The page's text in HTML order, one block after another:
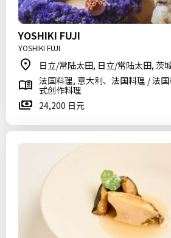
YOSHIKI FUJI
YOSHIKI FUJI
日立/常陆太田, 日立/常陆太田, 茨
法国料理, 意大利、法国料理 / 法
式创作料理
24,200 日元